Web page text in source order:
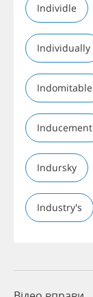
Individle
Individually
Indomitable
Inducement
Indursky
Industry's